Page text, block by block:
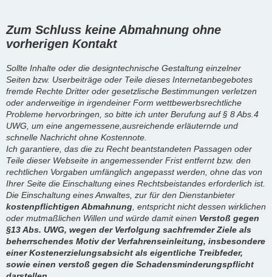
Zum Schluss keine Abmahnung ohne
vorherigen Kontakt
Sollte Inhalte oder die designtechnische Gestaltung einzelner
Seiten bzw. Userbeiträge oder Teile dieses Internetanbegebotes
fremde Rechte Dritter oder gesetzlische Bestimmungen verletzen
oder anderweitige in irgendeiner Form wettbewerbsrechtliche
Probleme hervorbringen, so bitte ich unter Berufung auf § 8 Abs.4
UWG, um eine angemessene,ausreichende erläuternde und
schnelle Nachricht ohne Kostennote.
Ich garantiere, das die zu Recht beantstandeten Passagen oder
Teile dieser Webseite in angemessender Frist entfernt bzw. den
rechtlichen Vorgaben umfänglich angepasst werden, ohne das von
Ihrer Seite die Einschaltung eines Rechtsbeistandes erforderlich ist.
Die Einschaltung eines Anwaltes, zur für den Dienstanbieter
kostenpflichtigen Abmahnung , entspricht nicht dessen wirklichen
oder mutmaßlichen Willen und würde damit einen Verstoß gegen
§13 Abs. UWG, wegen der Verfolgung sachfremder Ziele als
beherrschendes Motiv der Verfahrenseinleitung, insbesondere
einer Kostenerzielungsabsicht als eigentliche Treibfeder,
sowie einen verstoß gegen die Schadensminderungspflicht